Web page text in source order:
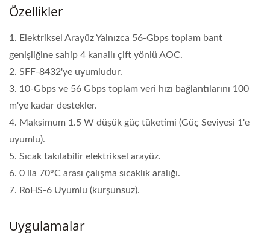
Özellikler
1. Elektriksel Arayüz Yalnızca 56-Gbps toplam bant
genişliğine sahip 4 kanallı çift yönlü AOC.
2. SFF-8432'ye uyumludur.
3. 10-Gbps ve 56 Gbps toplam veri hızı bağlantılarını 100
m'ye kadar destekler.
4. Maksimum 1.5 W düşük güç tüketimi (Güç Seviyesi 1'e
uyumlu).
5. Sıcak takılabilir elektriksel arayüz.
6. 0 ila 70°C arası çalışma sıcaklık aralığı.
7. RoHS-6 Uyumlu (kurşunsuz).
Uygulamalar